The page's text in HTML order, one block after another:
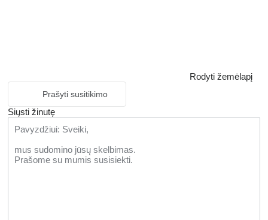
Rodyti žemėlapį
Prašyti susitikimo
Siųsti žinutę